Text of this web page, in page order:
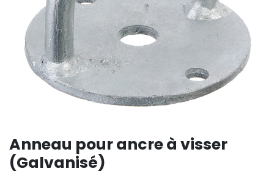
Anneau pour ancre à visser
(Galvanisé)